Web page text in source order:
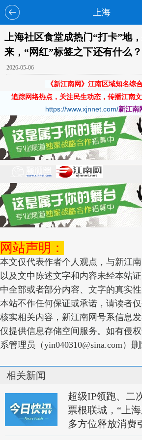
上海
上海社区食堂成热门“打卡”地
来，“网红”标签之下还有什么？
2026-05-06
《新江南网》江南区域知名综
追踪网络热点，关注民生动态，传播江南
https://www.xjnnet.com/新江南
网站声明：
本文仅代表作者个人观点，与新江
以及文中陈述文字和内容未经本站
中全部或者部分内容、文字的真实
本站不作任何保证或承诺，请读者
核实相关内容，新江南网号系信息
仅提供信息存储空间服务。如有侵
系管理员（yin040310@sina.com）删
相关新闻
超级IP领跑、二
票根联城，“上
多方位释放消费